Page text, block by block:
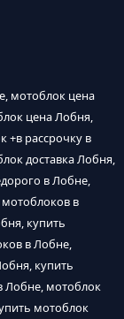
мотоблок цена
цена Лобня,
+в рассрочку в
доставка Лобня,
в Лобне,
в
купить
в Лобне,
купить
Лобне, мотоблок
мотоблок